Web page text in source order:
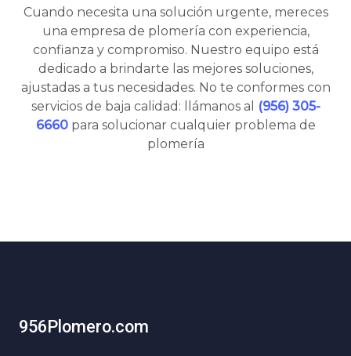
Cuando necesita una solución urgente, mereces
una empresa de plomería con experiencia,
confianza y compromiso. Nuestro equipo está
dedicado a brindarte las mejores soluciones,
ajustadas a tus necesidades. No te conformes con
servicios de baja calidad: llámanos al
(956) 305-
6660para solucionar cualquier problema de
plomería
956Plomero.com